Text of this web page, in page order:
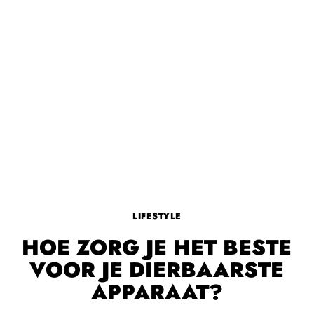
LIFESTYLE
HOE ZORG JE HET BESTE
VOOR JE DIERBAARSTE
APPARAAT?